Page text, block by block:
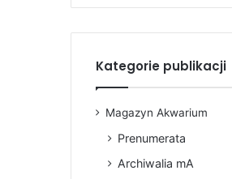
Kategorie publikacji
Magazyn Akwarium
Prenumerata
Archiwalia mA